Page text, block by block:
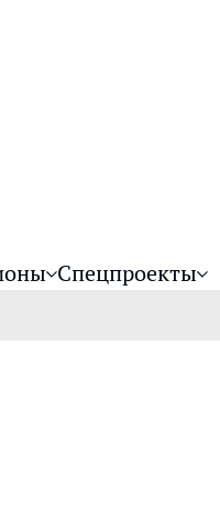
Спецпроекты